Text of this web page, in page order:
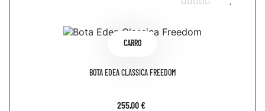
CARRO
BOTA EDEA CLASSICA FREEDOM
255,00 €